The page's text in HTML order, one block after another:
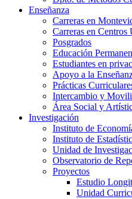
Enseñanza
Carreras en
Carreras en
Posgrados
Educación
Estudiantes en
Apoyo a la
Prácticas
Intercambio y
Área Social y
Investigación
Instituto de
Instituto de
Unidad de
Observatorio de
Proyectos
Estudio
Unidad